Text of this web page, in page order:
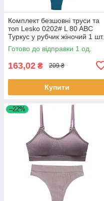
Комплект безшовні труси та
топ Lesko 0202# L 80 ABC
Туркус у рубчик жіночий 1 шт.
Готово до відправки 1 од.
163,02 ₴ 209 ₴
Купити
–22%